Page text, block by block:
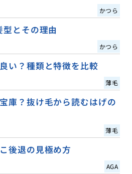
かつら
とその理由
かつら
い？種類と特徴を比較
薄毛
庫？抜け毛から読むはげの
薄毛
後退の見極め方
AGA